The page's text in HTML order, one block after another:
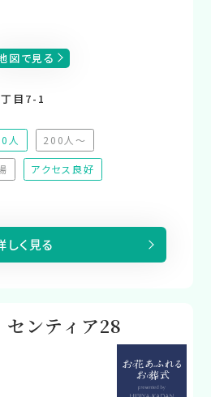
図で見る
目7-1
人
200人～
（非推奨）
（非対応）
アクセス良好
しく見る
ンティア28